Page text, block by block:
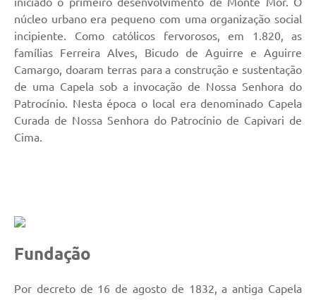
núcleo urbano era pequeno com uma organização social
incipiente. Como católicos fervorosos, em 1.820, as
famílias Ferreira Alves, Bicudo de Aguirre e Aguirre
Camargo, doaram terras para a construção e sustentação
de uma Capela sob a invocação de Nossa Senhora do
Patrocínio. Nesta época o local era denominado Capela
Curada de Nossa Senhora do Patrocínio de Capivari de
Cima.
Fundação
Por decreto de 16 de agosto de 1832, a antiga Capela